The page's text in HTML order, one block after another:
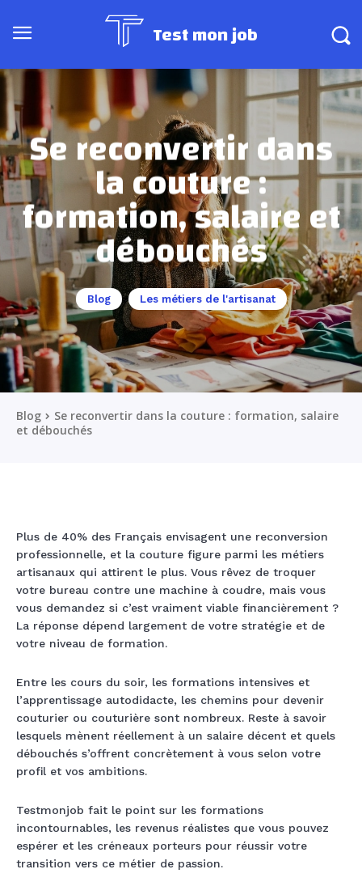
Test mon job
Se reconvertir dans
la couture :
formation, salaire et
débouchés
Blog Les métiers de l'artisanat
Blog
Se reconvertir dans la couture : formation, salaire
et débouchés
Plus de 40% des Français envisagent une reconversion
professionnelle, et la couture figure parmi les métiers
artisanaux qui attirent le plus. Vous rêvez de troquer
votre bureau contre une machine à coudre, mais vous
vous demandez si c’est vraiment viable financièrement ?
La réponse dépend largement de votre stratégie et de
votre niveau de formation.
Entre les cours du soir, les formations intensives et
l’apprentissage autodidacte, les chemins pour devenir
couturier ou couturière sont nombreux. Reste à savoir
lesquels mènent réellement à un salaire décent et quels
débouchés s’offrent concrètement à vous selon votre
profil et vos ambitions.
Testmonjob fait le point sur les formations
incontournables, les revenus réalistes que vous pouvez
espérer et les créneaux porteurs pour réussir votre
transition vers ce métier de passion.